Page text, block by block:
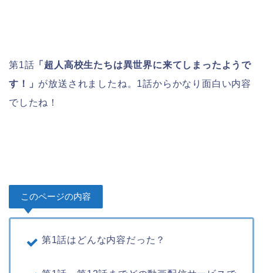
第1話 「超人高校生たちは異世界に来てしまったようで
す！」 が放送されましたね。1話からかなり面白い内容
でしたね！
このページの内容
第1話はどんな内容だった？